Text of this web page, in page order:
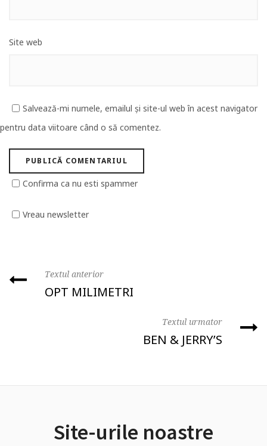
Site web
Salvează-mi numele, emailul și site-ul web în acest navigator
pentru data viitoare când o să comentez.
Confirma ca nu esti spammer
Vreau newsletter
Textul anterior
OPT MILIMETRI
Textul urmator
BEN & JERRY’S
Site-urile noastre